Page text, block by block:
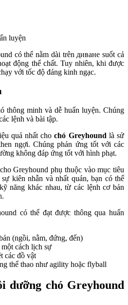
luyện
có thể nằm dài trên диване suốt cả
động thể chất. Tuy nhiên, khi được
với tốc độ đáng kinh ngạc.
thông minh và dễ huấn luyện. Chúng
lệnh và bài tập.
quả nhất chochó Greyhound là sử
ngợi. Chúng phản ứng tốt với các
không đáp ứng tốt với hình phạt.
Greyhound phụ thuộc vào mục tiêu
kiên nhẫn và nhất quán, bạn có thể
năng khác nhau, từ các lệnh cơ bản
có thể đạt được thông qua huấn
(ngồi, nằm, đứng, đến)
cách lịch sự
các đồ vật
thể thao như agility hoặc flyball
dưỡng chó Greyhound